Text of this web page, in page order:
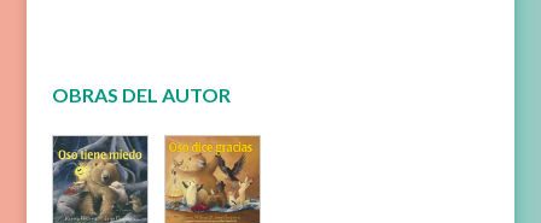
OBRAS DEL AUTOR